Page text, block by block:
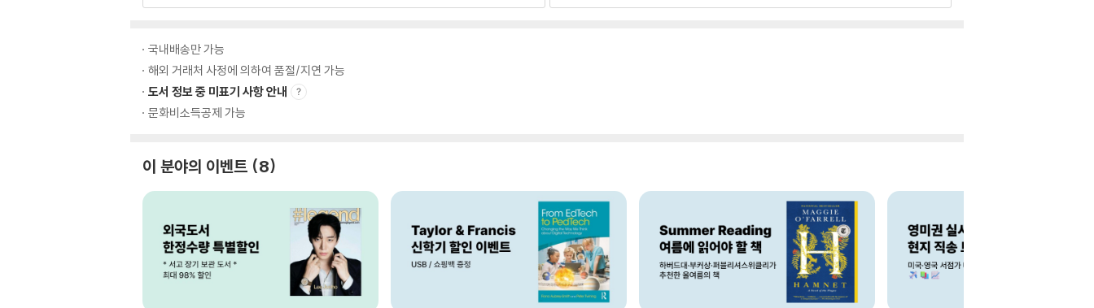
국내배송만 가능
해외 거래처 사정에 의하여 품절/지연 가능
도서 정보 중 미표기 사항 안내
문화비소득공제 가능
이 분야의 이벤트 8